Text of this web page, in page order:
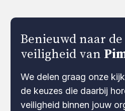
Benieuwd naar
veiligheid van
We delen graag onze
de keuzes die daarbij
veiligheid binnen jouw